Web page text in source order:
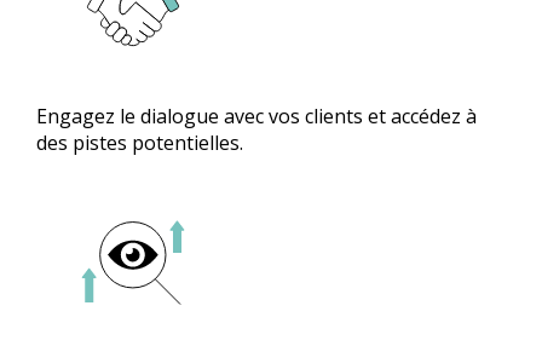
Engagez le dialogue avec vos clients et accédez à
des pistes potentielles.